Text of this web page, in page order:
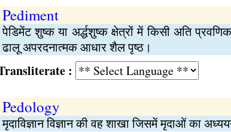
Pediment
पेडिमेंट शुष्क या अर्द्धशुष्क क्षेत्रों में किसी अति
ढालू अपरदनात्मक आधार शैल पृष्‍ठ।
:
Pedology
मृदाविज्ञान विज्ञान की वह शाखा जिसमें मृदाओं का